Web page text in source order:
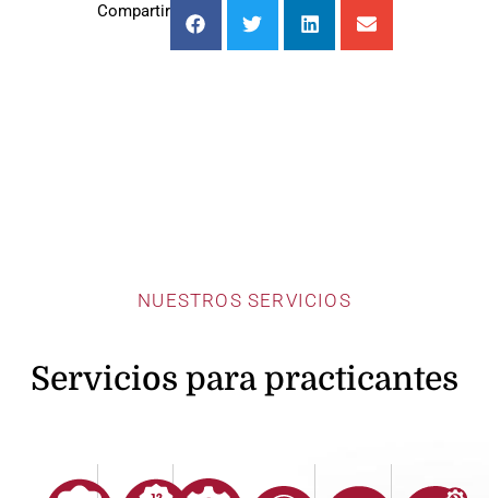
Compartir
NUESTROS SERVICIOS
Servicios para practicantes